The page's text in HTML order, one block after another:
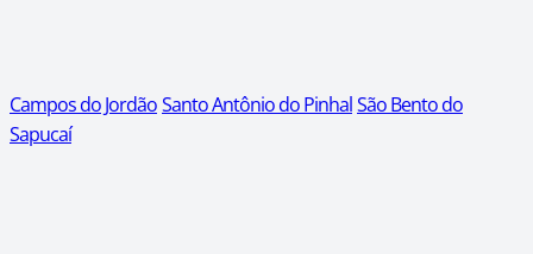
Campos do JordãoSanto Antônio do PinhalSão Bento do
Sapucaí